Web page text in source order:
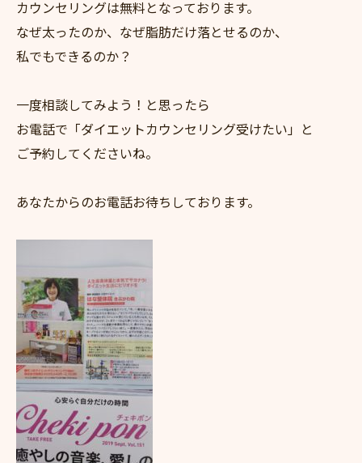
カウンセリングは無料となっております。
なぜ太ったのか、なぜ脂肪だけ落とせるのか、
私でもできるのか？
一度相談してみよう！と思ったら
お電話で「ダイエットカウンセリング受けたい」と
ご予約してくださいね。
あなたからのお電話お待ちしております。